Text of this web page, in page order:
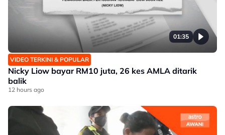
01:35
VIDEO TERKINI & POPULAR
Nicky Liow bayar RM10 juta, 26 kes AMLA ditarik
balik
12 hours ago